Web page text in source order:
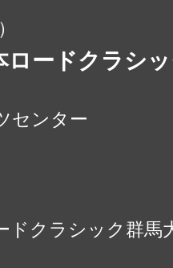
ロードクラシ
センター
ドクラシック群